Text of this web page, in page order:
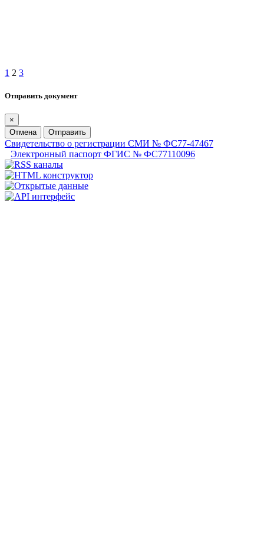
1 2 3
Отправить документ
×
Отмена
Отправить
Свидетельство о регистрации СМИ № ФС77-47467
Электронный паспорт ФГИС № ФС77110096